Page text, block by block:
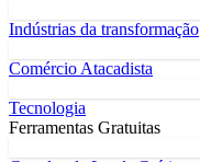
Indústrias da transformação
Comércio Atacadista
Tecnologia
Ferramentas Gratuitas